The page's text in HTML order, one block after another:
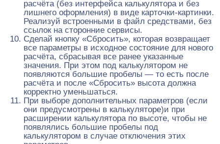
расчёта (без интерфейса калькулятора и без
лишнего оформления) в виде карточки-картинки.
Реализуй встроенными в файл средствами, без
ссылок на сторонние сервисы.
Сделай кнопку «Сбросить», которая возвращает
все параметры в исходное состояние для нового
расчёта, сбрасывая все ранее указанные
значения. При этом под калькулятором не
появляются большие пробелы — то есть после
расчёта и после «Сбросить» высота должна
корректно уменьшаться.
При выборе дополнительных параметров (если
они предусмотрены в калькуляторе)и при
расширении калькулятора по высоте, чтобы не
появлялись большие пробелы под
калькулятором в случае отключения этих